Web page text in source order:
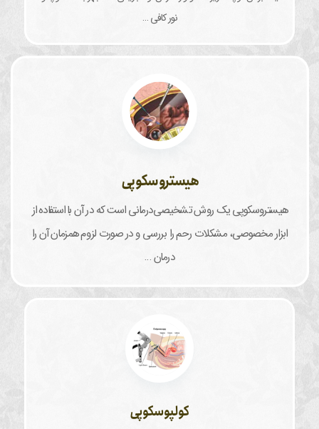
نور کافی …
هیستروسکوپی
هیستروسکوپی یک روش تشخیصی‌درمانی است که در آن با استفاده از
ابزار مخصوصی، مشکلات رحم را بررسی و در صورت لزوم همزمان آن را
درمان …
کولپوسکوپی